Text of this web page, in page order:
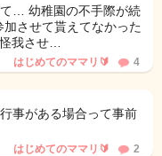
… 幼稚園の不手際が続
させて貰えてなかった
我させ…
はじめてのママリ🔰 4
事がある場合って事前
はじめてのママリ🔰 2